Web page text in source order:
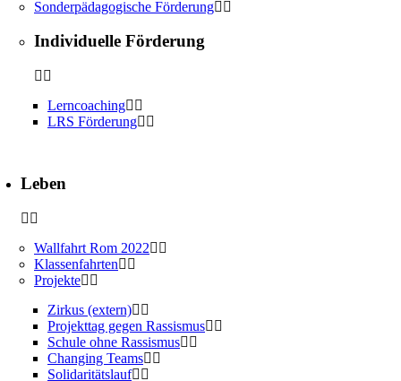
Sonderpädagogische Förderung
Individuelle Förderung
Lerncoaching
LRS Förderung
Leben
Wallfahrt Rom 2022
Klassenfahrten
Projekte
Zirkus (extern)
Projekttag gegen Rassismus
Schule ohne Rassismus
Changing Teams
Solidaritätslauf